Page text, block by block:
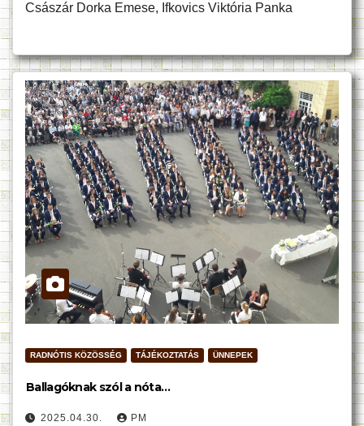
Császár Dorka Emese, Ifkovics Viktória Panka
RADNÓTIS KÖZÖSSÉG TÁJÉKOZTATÁS ÜNNEPEK
Ballagóknak szól a nóta…
2025.04.30. PM